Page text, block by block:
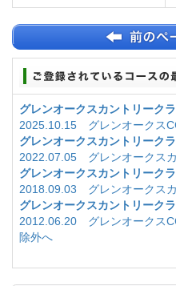
グレンオークスカントリーク
2025.10.15 グレンオークス
グレンオークスカントリーク
2022.07.05 グレンオークス
グレンオークスカントリーク
2018.09.03 グレンオークス
グレンオークスカントリーク
2012.06.20 グレンオークス
除外へ